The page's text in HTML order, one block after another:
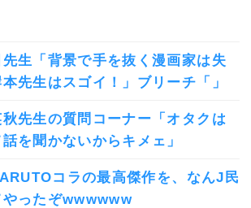
生「背景で手を抜く漫画家は失
先生はスゴイ！」ブリーチ「」
秋先生の質問コーナー「オタクは
を聞かないからキメェ」
コラの最高傑作を、なんJ民
やったぞwwwwww